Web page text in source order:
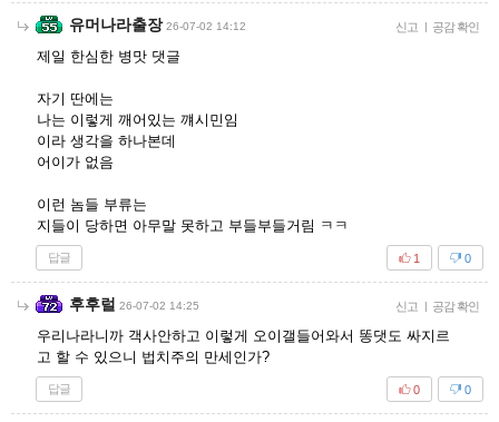
유머나라출장 26-07-02 14:12 신고 | 공감 확인
제일 한심한 병맛 댓글
자기 딴에는
나는 이렇게 깨어있는 꺠시민임
이라 생각을 하나본데
어이가 없음
이런 놈들 부류는
지들이 당하면 아무말 못하고 부들부들거림 ㅋㅋ
답글 0
1
후후럴 26-07-02 14:25 신고 | 공감 확인
우리나라니까 객사안하고 이렇게 오이갤들어와서 똥댓도 싸지르
고 할 수 있으니 법치주의 만세인가?
답글 0
0